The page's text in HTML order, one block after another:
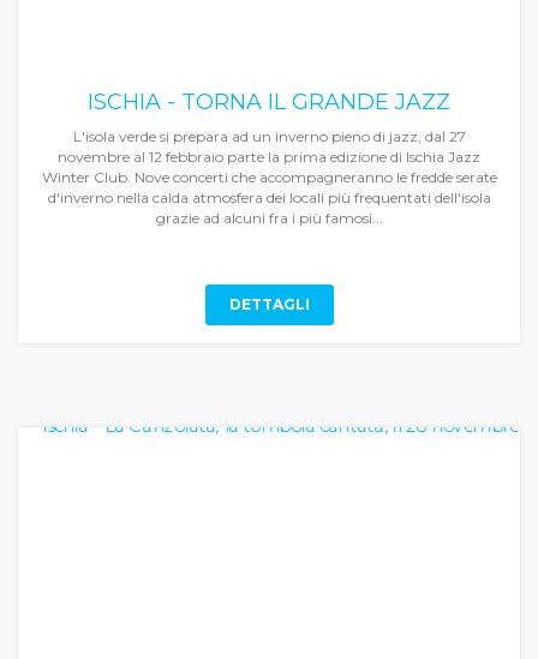
ISCHIA - TORNA IL GRANDE JAZZ
L'isola verde si prepara ad un inverno pieno di jazz, dal 27
novembre al 12 febbraio parte la prima edizione di Ischia Jazz
Winter Club. Nove concerti che accompagneranno le fredde serate
d'inverno nella calda atmosfera dei locali più frequentati dell'isola
grazie ad alcuni fra i più famosi...
DETTAGLI